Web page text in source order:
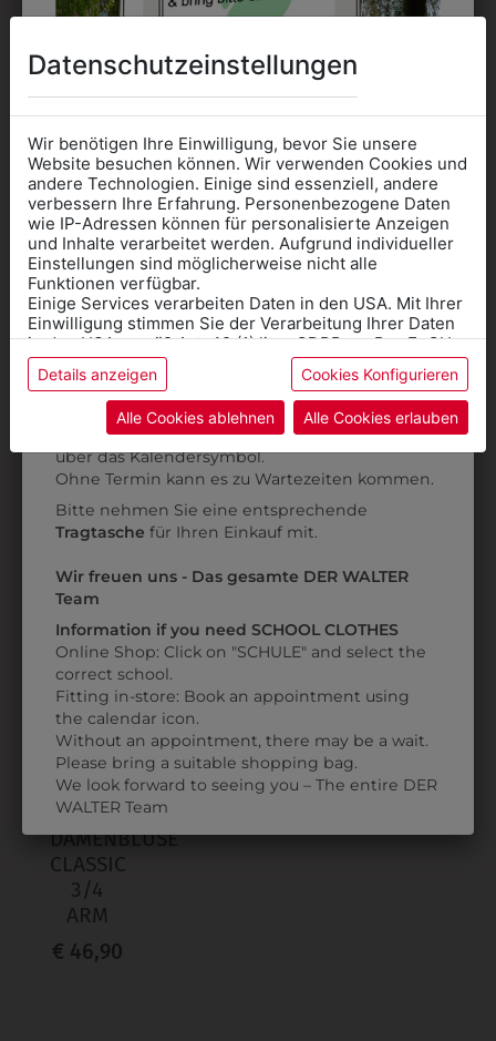
AUCH GEFALLEN
6206OT29017
DAMENBLUSE
CLASSIC 3/4 ARM
€ 46,90
9DHW03SW01
DAMENHOSE
SCHMALER BUND
ZULETZT ANGESEHEN
6206OT29017
DAMENBLUSE
CLASSIC
3/4
ARM
€ 46,90
Datenschutzeinstellungen
Wir benötigen Ihre Einwilligung, bevor Sie unsere
Website besuchen können. Wir verwenden Cookies und
andere Technologien. Einige sind essenziell, andere
verbessern Ihre Erfahrung. Personenbezogene Daten
wie IP-Adressen können für personalisierte Anzeigen
und Inhalte verarbeitet werden. Aufgrund individueller
Einstellungen sind möglicherweise nicht alle
Funktionen verfügbar.
Einige Services verarbeiten Daten in den USA. Mit Ihrer
Einwilligung stimmen Sie der Verarbeitung Ihrer Daten
in den USA gemäß Art. 49 (1) lit. a GDPR zu. Der EuGH
stuft die USA als Land mit unzureichendem Datenschutz
ein, und es besteht das Risiko, dass US-Behörden
Daten ohne Klagemöglichkeit für Europäer überwachen.
Datenschutzerklärungbzw. im
Details anzeigen Cookies Konfigurieren
Alle Cookies ablehnen Alle Cookies erlauben
Informationen wenn Sie
Kleidung
für die SCHULE
benötigen
Online Shop: Klick auf SCHULE in der
Kategorie und die richtige Schule auswählen.
AnprobeVorort im Geschäft: Termin buchen
über das Kalendersymbol.
Ohne Termin kann es zu Wartezeiten kommen.
Bitte nehmen Sie eine entsprechende
Tragtasche für Ihren Einkauf mit.
Wir freuen uns - Das gesamte DER WALTER
Team
Information if you need SCHOOL CLOTHES
Online Shop: Click on "SCHULE" and select the
correct school.
Fitting in-store: Book an appointment using
the calendar icon.
Without an appointment, there may be a wait.
Please bring a suitable shopping bag.
We look forward to seeing you – The entire DER
WALTER Team